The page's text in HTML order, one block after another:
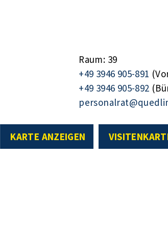
Raum: 39
+49 3946 905-891
+49 3946 905-892
KARTE ANZEIGEN